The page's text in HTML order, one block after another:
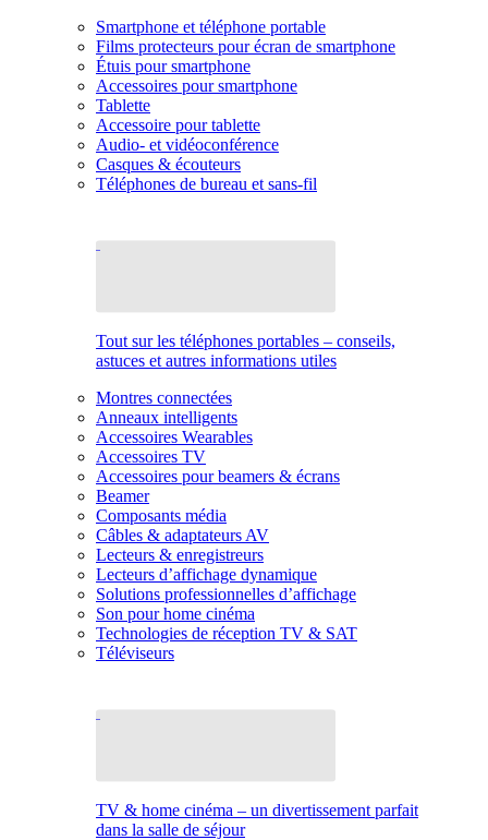
Smartphone et téléphone portable
Films protecteurs pour écran de smartphone
Étuis pour smartphone
Accessoires pour smartphone
Tablette
Accessoire pour tablette
Audio- et vidéoconférence
Casques & écouteurs
Téléphones de bureau et sans-fil
Tout sur les téléphones portables – conseils,
astuces et autres informations utiles
Montres connectées
Anneaux intelligents
Accessoires Wearables
Accessoires TV
Accessoires pour beamers & écrans
Beamer
Composants média
Câbles & adaptateurs AV
Lecteurs & enregistreurs
Lecteurs d’affichage dynamique
Solutions professionnelles d’affichage
Son pour home cinéma
Technologies de réception TV & SAT
Téléviseurs
TV & home cinéma – un divertissement parfait
dans la salle de séjour